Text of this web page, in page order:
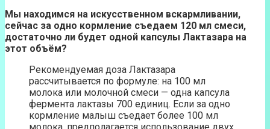
Мы находимся на искусственном вскармливании,
сейчас за одно кормление съедаем 120 мл смеси,
достаточно ли будет одной капсулы Лактазара на
этот объём?
Рекомендуемая доза Лактазара
рассчитывается по формуле: на 100 мл
молока или молочной смеси — одна капсула
фермента лактазы 700 единиц. Если за одно
кормление малыш съедает более 100 мл